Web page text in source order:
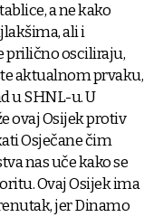
a ne kako
ali i
prilično osciliraju,
aktualnom prvaku,
u SHNL-u. U
ovaj Osijek protiv
Osječane čim
nas uče kako se
Ovaj Osijek ima
jer Dinamo